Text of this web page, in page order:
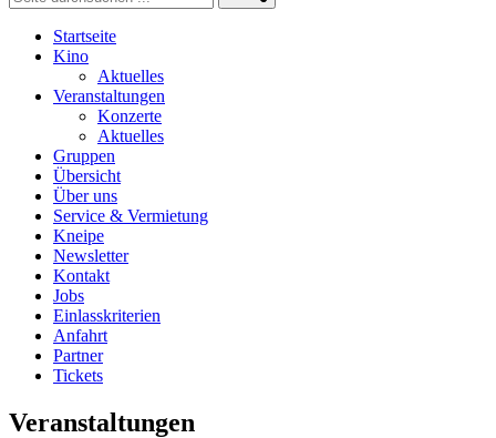
Startseite
Kino
Aktuelles
Veranstaltungen
Konzerte
Aktuelles
Gruppen
Übersicht
Über uns
Service & Vermietung
Kneipe
Newsletter
Kontakt
Jobs
Einlasskriterien
Anfahrt
Partner
Tickets
Veranstaltungen